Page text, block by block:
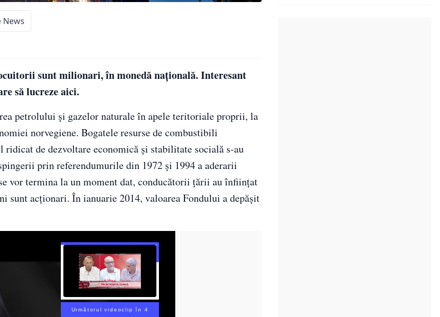
News
sunt milionari, în monedă naţională. Interesant
să lucreze aici.
petrolului şi gazelor naturale în apele teritoriale proprii, la
norvegiene. Bogatele resurse de combustibili
de dezvoltare economică şi stabilitate socială s-au
prin referendumurile din 1972 şi 1994 a aderarii
vor termina la un moment dat, conducătorii ţării au înfiinţat
sunt acţionari. În ianuarie 2014, valoarea Fondului a depăşit
Următorul videoclip în 2